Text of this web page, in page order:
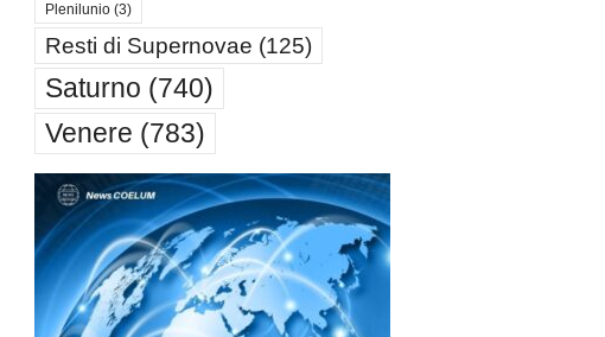
Plenilunio(3)
Resti di Supernovae (125)
Saturno (740)
Venere (783)